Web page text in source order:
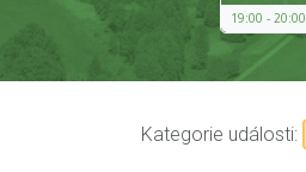
19:00
20:00
Kategorie události: